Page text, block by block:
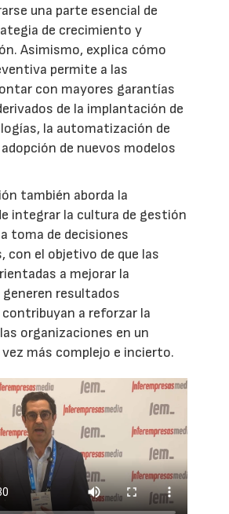
una parte esencial de
de crecimiento y
Asimismo, explica cómo
permite a las
con mayores garantías
de la implantación de
la automatización de
de nuevos modelos
también aborda la
integrar la cultura de gestión
toma de decisiones
con el objetivo de que las
a mejorar la
resultados
a reforzar la
organizaciones en un
más complejo e incierto.